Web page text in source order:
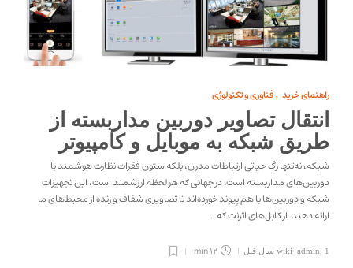
راهنمای خرید , فناوری و تکنولوژی
انتقال تصاویر دوربین مداربسته از
طریق شبکه به موبایل و کامپیوتر
شبکه، نه‌تنها رگ حیاتی ارتباطات مدرن، بلکه ستون فقرات نظارت هوشمند با
دوربین‌های مداربسته است. در جهانی که هر لحظه ارزشمند است، این تجهیزات
شبکه و دوربین‌ها با هم پیوند خورده‌اند تا تصاویری شفاف و زنده از محیط‌های ما
ارائه دهند. از کابل‌های اترنت که…
wiki_admin 1 سال قبل 12 min